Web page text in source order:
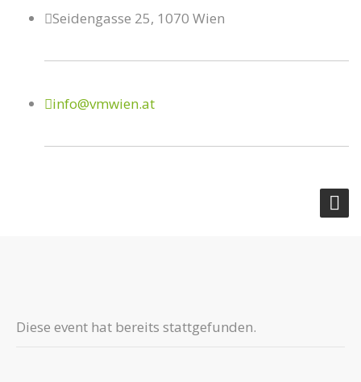
Seidengasse 25, 1070 Wien
info@vmwien.at
Diese event hat bereits stattgefunden.